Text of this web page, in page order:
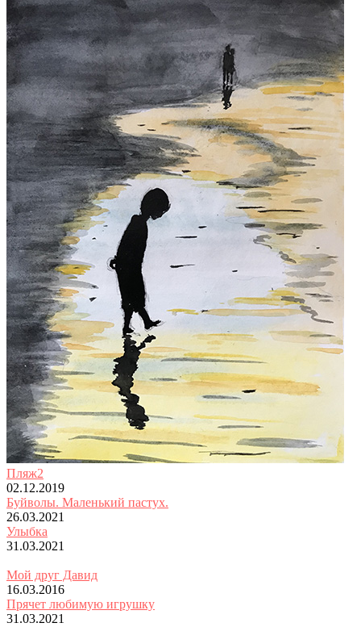
Пляж2
02.12.2019
Буйволы. Маленький пастух.
26.03.2021
Улыбка
31.03.2021
Мой друг Давид
16.03.2016
Прячет любимую игрушку
31.03.2021